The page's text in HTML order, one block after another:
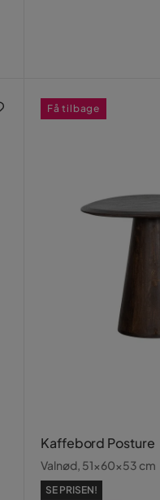
Kaffebord Posture
Valnød, 51x60x53 cm
SE PRISEN!
Få tilbage